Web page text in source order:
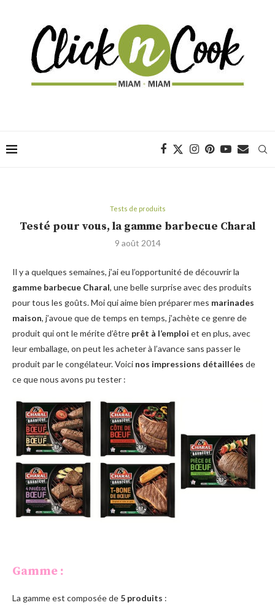
Tests de produits
Testé pour vous, la gamme barbecue Charal
9 août 2014
Il y a quelques semaines, j’ai eu l’opportunité de découvrir la
gamme barbecue Charal, une belle surprise avec des produits
pour tous les goûts. Moi qui aime bien préparer mes marinades
maison, j’avoue que de temps en temps, j’achète ce genre de
produit qui ont le mérite d’être prêt à l’emploi et en plus, avec
leur emballage, on peut les acheter à l’avance sans passer le
produit par le congélateur. Voici nos impressions détaillées de
ce que nous avons pu tester :
Gamme :
La gamme est composée de 5 produits :